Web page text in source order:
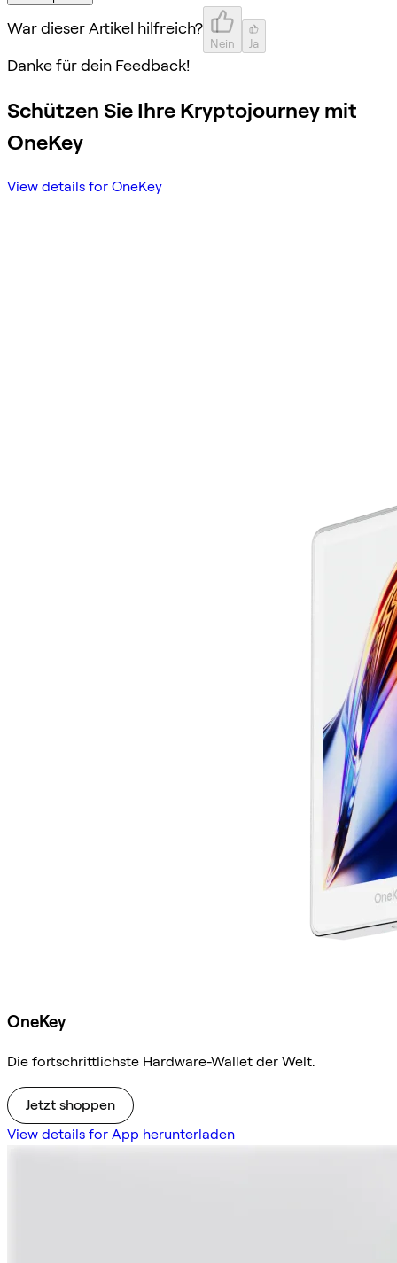
War dieser Artikel hilfreich?
Nein Ja
Danke für dein Feedback!
Schützen Sie Ihre Kryptojourney mit
OneKey
View details for OneKey
OneKey
Die fortschrittlichste Hardware-Wallet der Welt.
Jetzt shoppen
View details for App herunterladen